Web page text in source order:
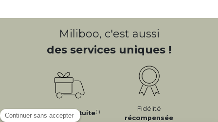
Miliboo, c'est aussi
des services uniques !
LivraisonGratuite(1)
Fidélité
récompensée